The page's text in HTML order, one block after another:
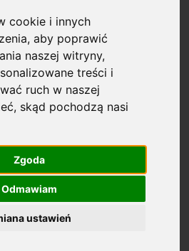
cookie i innych
aby poprawić
naszej witryny,
treści i
ruch w naszej
skąd pochodzą nasi
Zgoda
Odmawiam
ustawień